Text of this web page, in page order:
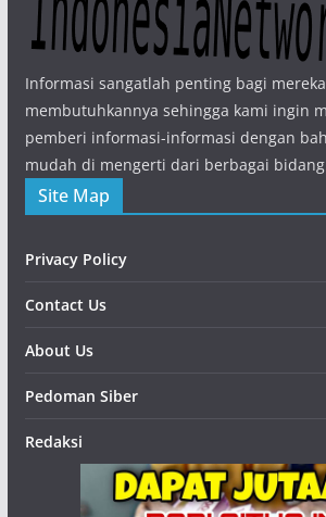
Informasi sangatlah penting bagi
membutuhkannya sehingga kami ingin
pemberi informasi-informasi dengan
mudah di mengerti dari berbagai
Site Map
Privacy Policy
Contact Us
About Us
Pedoman Siber
Redaksi